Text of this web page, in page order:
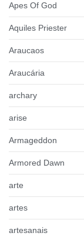
Apes Of God
Aquiles Priester
Araucaos
Araucária
archary
arise
Armageddon
Armored Dawn
arte
artes
artesanais